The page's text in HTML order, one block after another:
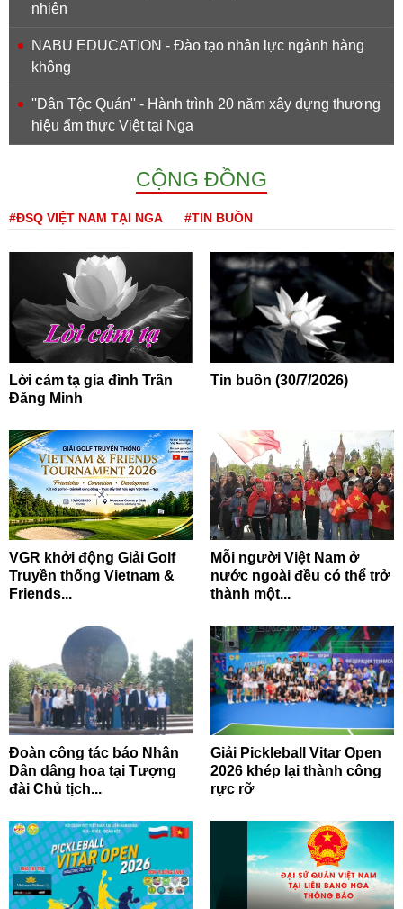
nhiên
NABU EDUCATION - Đào tạo nhân lực ngành hàng
không
''Dân Tộc Quán'' - Hành trình 20 năm xây dựng thương
hiệu ẩm thực Việt tại Nga
CỘNG ĐỒNG
#ĐSQ VIỆT NAM TẠI NGA #TIN BUỒN
Lời cảm tạ gia đình Trần
Đăng Minh
Tin buồn (30/7/2026)
VGR khởi động Giải Golf
Truyền thống Vietnam &
Friends...
Mỗi người Việt Nam ở
nước ngoài đều có thể trở
thành một...
Đoàn công tác báo Nhân
Dân dâng hoa tại Tượng
đài Chủ tịch...
Giải Pickleball Vitar Open
2026 khép lại thành công
rực rỡ